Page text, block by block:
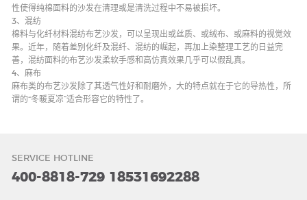
性使得纯棉面料的沙发在清理或是清洗过程中不易被损坏。
3、混纺
棉料与化纤材料混纺布艺沙发，可以呈现出或丝质、或绒布、或麻料的视觉效
果。近年，随着差别化纤及混纤、混纺的崛起，再加上染整理工艺的日益完
善，混纺面料的布艺沙发柔软手感和高仿真效果几乎可以假乱真。
4、麻布
麻布类的布艺沙发除了其透气性好和耐磨外，大的特点就在于它的导热性，所
谓的“冬暖夏凉”适合形容它的特性了。
SERVICE HOTLINE
400-8818-729 18531692288